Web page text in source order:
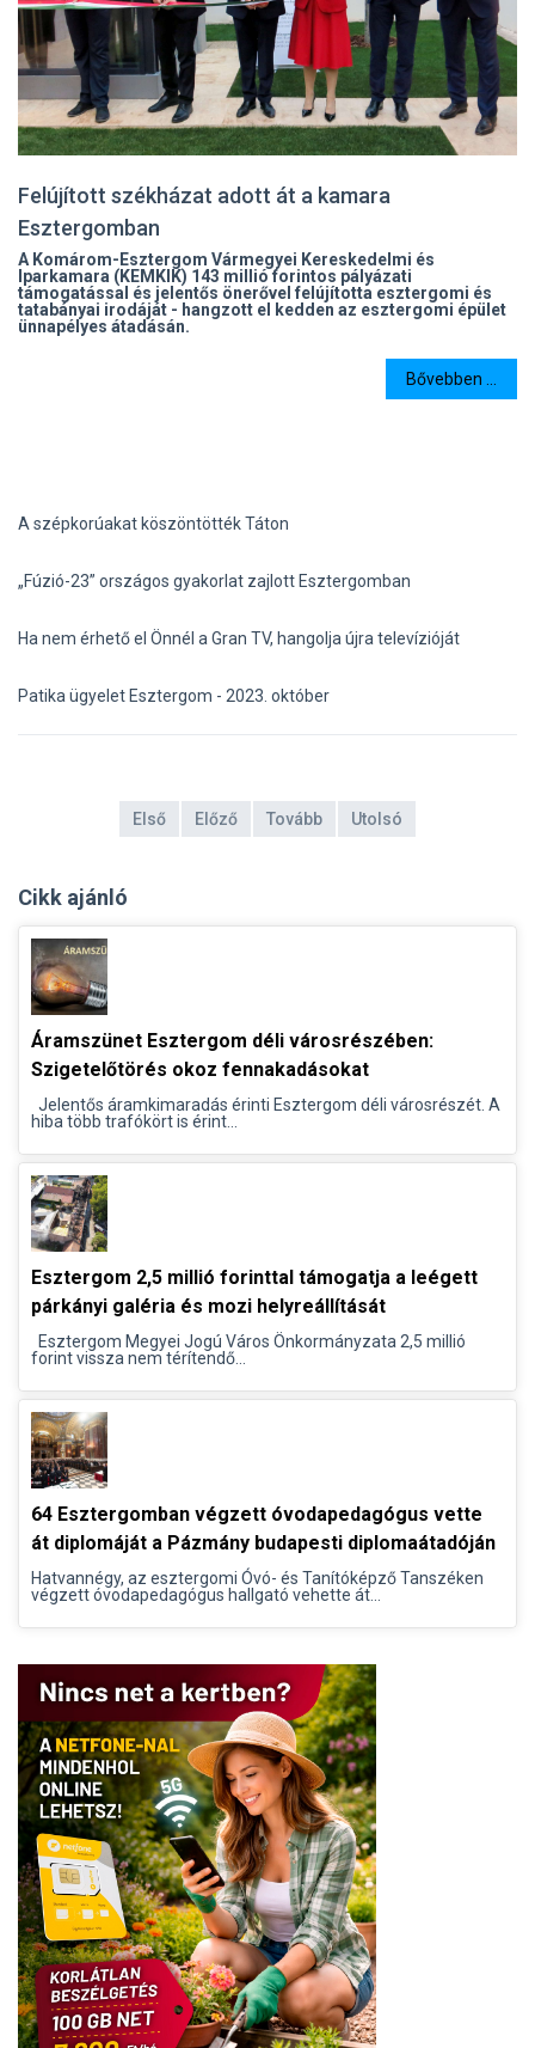
Felújított székházat adott át a kamara
Esztergomban
A Komárom-Esztergom Vármegyei Kereskedelmi és
Iparkamara (KEMKIK) 143 millió forintos pályázati
támogatással és jelentős önerővel felújította esztergomi és
tatabányai irodáját - hangzott el kedden az esztergomi épület
ünnapélyes átadásán.
Bővebben ...
A szépkorúakat köszöntötték Táton
„Fúzió-23” országos gyakorlat zajlott Esztergomban
Ha nem érhető el Önnél a Gran TV, hangolja újra televízióját
Patika ügyelet Esztergom - 2023. október
Első Előző Tovább Utolsó
Cikk ajánló
Áramszünet Esztergom déli városrészében:
Szigetelőtörés okoz fennakadásokat
Jelentős áramkimaradás érinti Esztergom déli városrészét. A
hiba több trafókört is érint...
Esztergom 2,5 millió forinttal támogatja a leégett
párkányi galéria és mozi helyreállítását
Esztergom Megyei Jogú Város Önkormányzata 2,5 millió
forint vissza nem térítendő...
64 Esztergomban végzett óvodapedagógus vette
át diplomáját a Pázmány budapesti diplomaátadóján
Hatvannégy, az esztergomi Óvó- és Tanítóképző Tanszéken
végzett óvodapedagógus hallgató vehette át...